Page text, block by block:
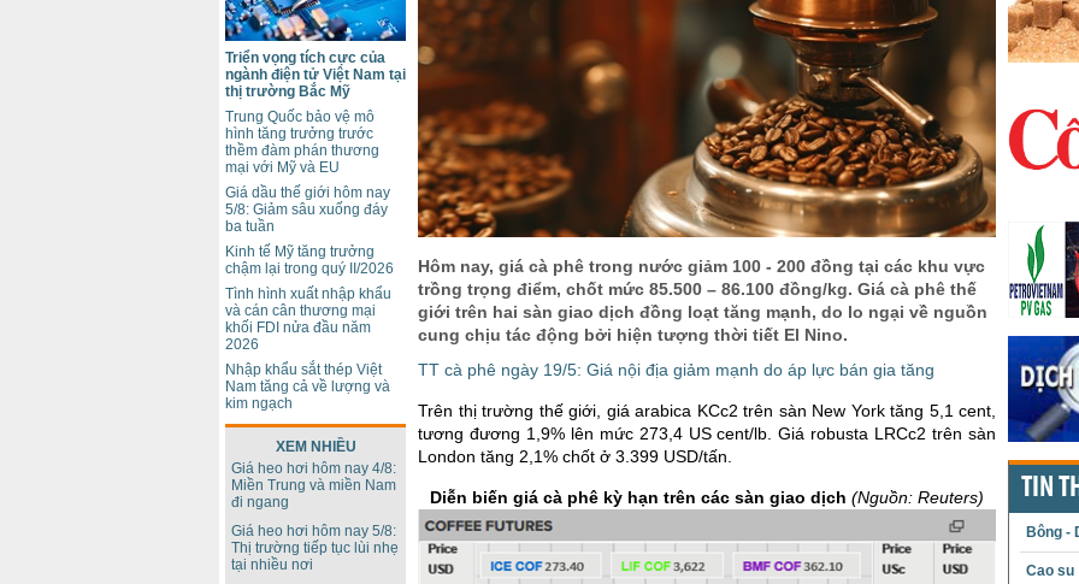
Hôm nay, giá cà phê trong nước giảm 100 - 200 đồng tại các khu vực
trồng trọng điểm, chốt mức 85.500 – 86.100 đồng/kg. Giá cà phê thế
giới trên hai sàn giao dịch đồng loạt tăng mạnh, do lo ngại về nguồn
cung chịu tác động bởi hiện tượng thời tiết El Nino.
TT cà phê ngày 19/5: Giá nội địa giảm mạnh do áp lực bán gia tăng
Trên thị trường thế giới, giá arabica KCc2 trên sàn New York tăng 5,1 cent,
tương đương 1,9% lên mức 273,4 US cent/lb. Giá robusta LRCc2 trên sàn
London tăng 2,1% chốt ở 3.399 USD/tấn.
Diễn biến giá cà phê kỳ hạn trên các sàn giao dịch (Nguồn: Reuters)
Triển vọng tích cực của
ngành điện tử Việt Nam tại
thị trường Bắc Mỹ
Trung Quốc bảo vệ mô
hình tăng trưởng trước
thềm đàm phán thương
mại với Mỹ và EU
Giá dầu thế giới hôm nay
5/8: Giảm sâu xuống đáy
ba tuần
Kinh tế Mỹ tăng trưởng
chậm lại trong quý II/2026
Tình hình xuất nhập khẩu
và cán cân thương mại
khối FDI nửa đầu năm
2026
Nhập khẩu sắt thép Việt
Nam tăng cả về lượng và
kim ngạch
XEM NHIỀU
Giá heo hơi hôm nay 4/8:
Miền Trung và miền Nam
đi ngang
Giá heo hơi hôm nay 5/8:
Thị trường tiếp tục lùi nhẹ
tại nhiều nơi
TIN
Bông -
Cao su